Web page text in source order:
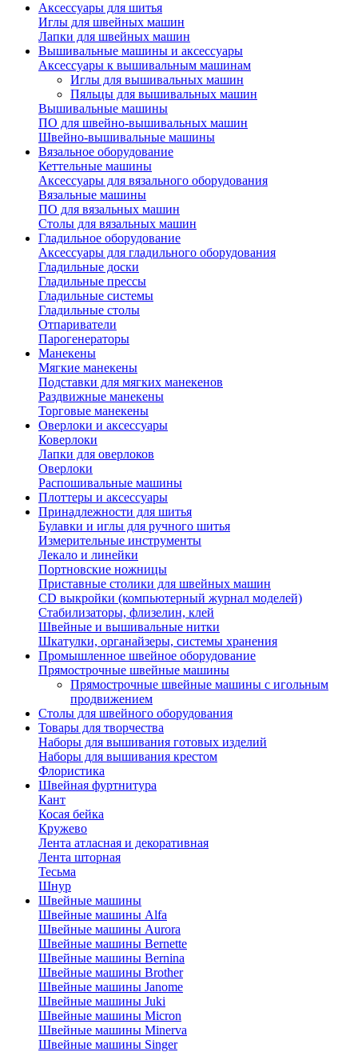
Аксессуары для шитья
Иглы для швейных машин
Лапки для швейных машин
Вышивальные машины и аксессуары
Аксессуары к вышивальным машинам
Иглы для вышивальных машин
Пяльцы для вышивальных машин
Вышивальные машины
ПО для швейно-вышивальных машин
Швейно-вышивальные машины
Вязальное оборудование
Кеттельные машины
Аксессуары для вязального оборудования
Вязальные машины
ПО для вязальных машин
Столы для вязальных машин
Гладильное оборудование
Аксессуары для гладильного оборудования
Гладильные доски
Гладильные прессы
Гладильные системы
Гладильные столы
Отпариватели
Парогенераторы
Манекены
Мягкие манекены
Подставки для мягких манекенов
Раздвижные манекены
Торговые манекены
Оверлоки и аксессуары
Коверлоки
Лапки для оверлоков
Оверлоки
Распошивальные машины
Плоттеры и аксессуары
Принадлежности для шитья
Булавки и иглы для ручного шитья
Измерительные инструменты
Лекало и линейки
Портновские ножницы
Приставные столики для швейных машин
СD выкройки (компьютерный журнал моделей)
Стабилизаторы, флизелин, клей
Швейные и вышивальные нитки
Шкатулки, органайзеры, системы хранения
Промышленное швейное оборудование
Прямострочные швейные машины
Прямострочные швейные машины с игольным
продвижением
Столы для швейного оборудования
Товары для творчества
Наборы для вышивания готовых изделий
Наборы для вышивания крестом
Флористика
Швейная фуртнитура
Кант
Косая бейка
Кружево
Лента aтласная и декоративная
Лента шторная
Тесьма
Шнур
Швейные машины
Швейные машины Alfa
Швейные машины Aurora
Швейные машины Bernette
Швейные машины Bernina
Швейные машины Brother
Швейные машины Janome
Швейные машины Juki
Швейные машины Micron
Швейные машины Minerva
Швейные машины Singer